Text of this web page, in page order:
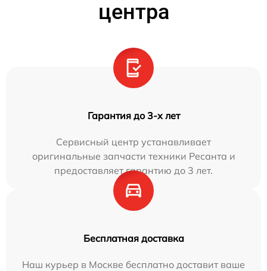
центра
Гарантия до 3-х лет
Сервисный центр устанавливает
оригинальные запчасти техники Ресанта и
предоставляет гарантию до 3 лет.
Бесплатная доставка
Наш курьер в Москве бесплатно доставит ваше